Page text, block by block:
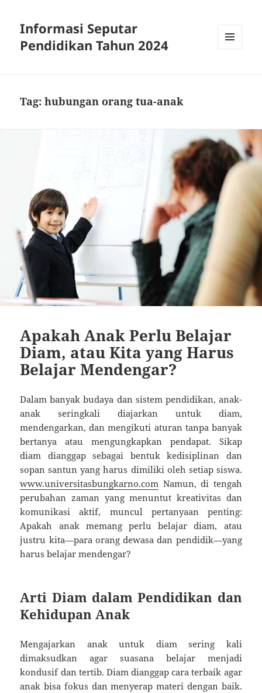
Informasi Seputar
Pendidikan Tahun 2024
Tag:hubungan orang tua-anak
Apakah Anak Perlu Belajar
Diam, atau Kita yang Harus
Belajar Mendengar?
Dalam banyak budaya dan sistem pendidikan, anak-
anak seringkali diajarkan untuk diam,
mendengarkan, dan mengikuti aturan tanpa banyak
bertanya atau mengungkapkan pendapat. Sikap
diam dianggap sebagai bentuk kedisiplinan dan
sopan santun yang harus dimiliki oleh setiap siswa.
www.universitasbungkarno.com Namun, di tengah
perubahan zaman yang menuntut kreativitas dan
komunikasi aktif, muncul pertanyaan penting:
Apakah anak memang perlu belajar diam, atau
justru kita—para orang dewasa dan pendidik—yang
harus belajar mendengar?
Arti Diam dalam Pendidikan dan
Kehidupan Anak
Mengajarkan anak untuk diam sering kali
dimaksudkan agar suasana belajar menjadi
kondusif dan tertib. Diam dianggap cara terbaik agar
anak bisa fokus dan menyerap materi dengan baik.